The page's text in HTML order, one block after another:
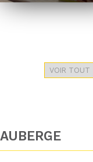
AUBERGE